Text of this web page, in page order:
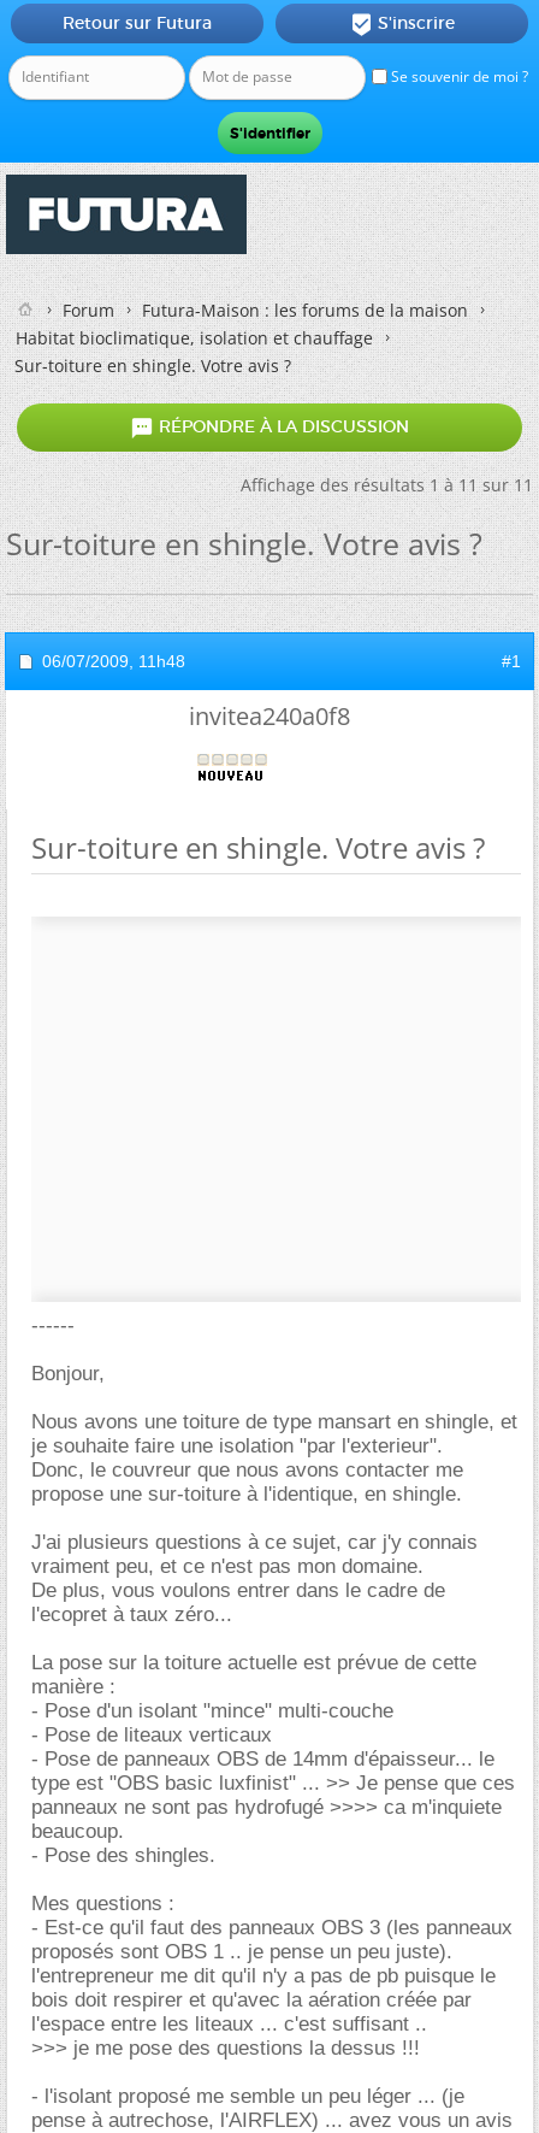
Se souvenir de moi ?
Retour sur Futura  S'inscrire
Forum
Futura-Maison : les forums de la maison
Habitat bioclimatique, isolation et chauffage
Sur-toiture en shingle. Votre avis ?
 RÉPONDRE À LA DISCUSSION
Affichage des résultats 1 à 11 sur 11
Sur-toiture en shingle. Votre avis ?
06/07/2009, 11h48 #1
invitea240a0f8
Sur-toiture en shingle. Votre avis ?
------
Bonjour,
Nous avons une toiture de type mansart en shingle, et
je souhaite faire une isolation "par l'exterieur".
Donc, le couvreur que nous avons contacter me
propose une sur-toiture à l'identique, en shingle.
J'ai plusieurs questions à ce sujet, car j'y connais
vraiment peu, et ce n'est pas mon domaine.
De plus, vous voulons entrer dans le cadre de
l'ecopret à taux zéro...
La pose sur la toiture actuelle est prévue de cette
manière :
- Pose d'un isolant "mince" multi-couche
- Pose de liteaux verticaux
- Pose de panneaux OBS de 14mm d'épaisseur... le
type est "OBS basic luxfinist" ... >> Je pense que ces
panneaux ne sont pas hydrofugé >>>> ca m'inquiete
beaucoup.
- Pose des shingles.
Mes questions :
- Est-ce qu'il faut des panneaux OBS 3 (les panneaux
proposés sont OBS 1 .. je pense un peu juste).
l'entrepreneur me dit qu'il n'y a pas de pb puisque le
bois doit respirer et qu'avec la aération créée par
l'espace entre les liteaux ... c'est suffisant ..
>>> je me pose des questions la dessus !!!
- l'isolant proposé me semble un peu léger ... (je
pense à autrechose, l'AIRFLEX) ... avez vous un avis